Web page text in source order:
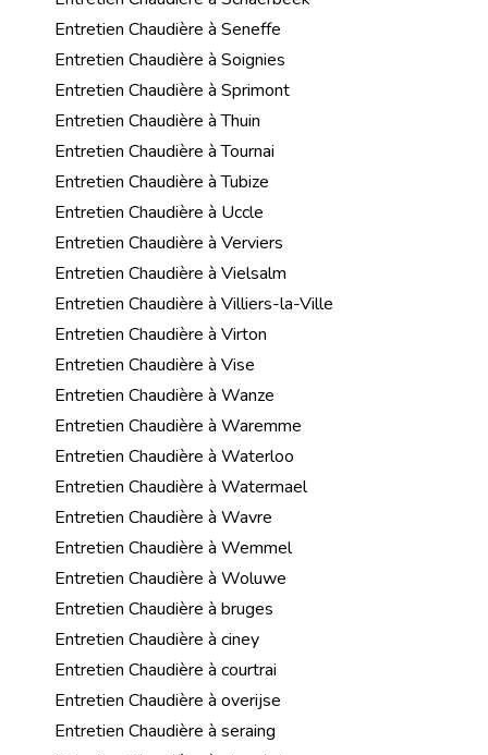
Entretien Chaudière à Seneffe
Entretien Chaudière à Soignies
Entretien Chaudière à Sprimont
Entretien Chaudière à Thuin
Entretien Chaudière à Tournai
Entretien Chaudière à Tubize
Entretien Chaudière à Uccle
Entretien Chaudière à Verviers
Entretien Chaudière à Vielsalm
Entretien Chaudière à Villiers-la-Ville
Entretien Chaudière à Virton
Entretien Chaudière à Vise
Entretien Chaudière à Wanze
Entretien Chaudière à Waremme
Entretien Chaudière à Waterloo
Entretien Chaudière à Watermael
Entretien Chaudière à Wavre
Entretien Chaudière à Wemmel
Entretien Chaudière à Woluwe
Entretien Chaudière à bruges
Entretien Chaudière à ciney
Entretien Chaudière à courtrai
Entretien Chaudière à overijse
Entretien Chaudière à seraing